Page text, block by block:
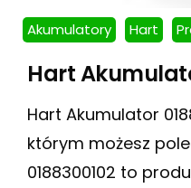
Akumulatory Hart
Hart
Hart Akumulator
którym możesz
0188300102 to